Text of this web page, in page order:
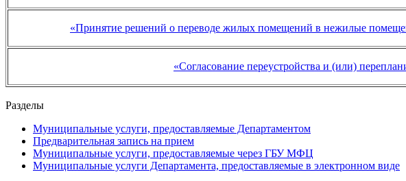
«Принятие решений о переводе жилых помещений в нежилые
«Согласование переустройства и (или)
Разделы
Муниципальные услуги, предоставляемые Департаментом
Предварительная запись на прием
Муниципальные услуги, предоставляемые через ГБУ МФЦ
Муниципальные услуги Департамента, предоставляемые в электронном виде